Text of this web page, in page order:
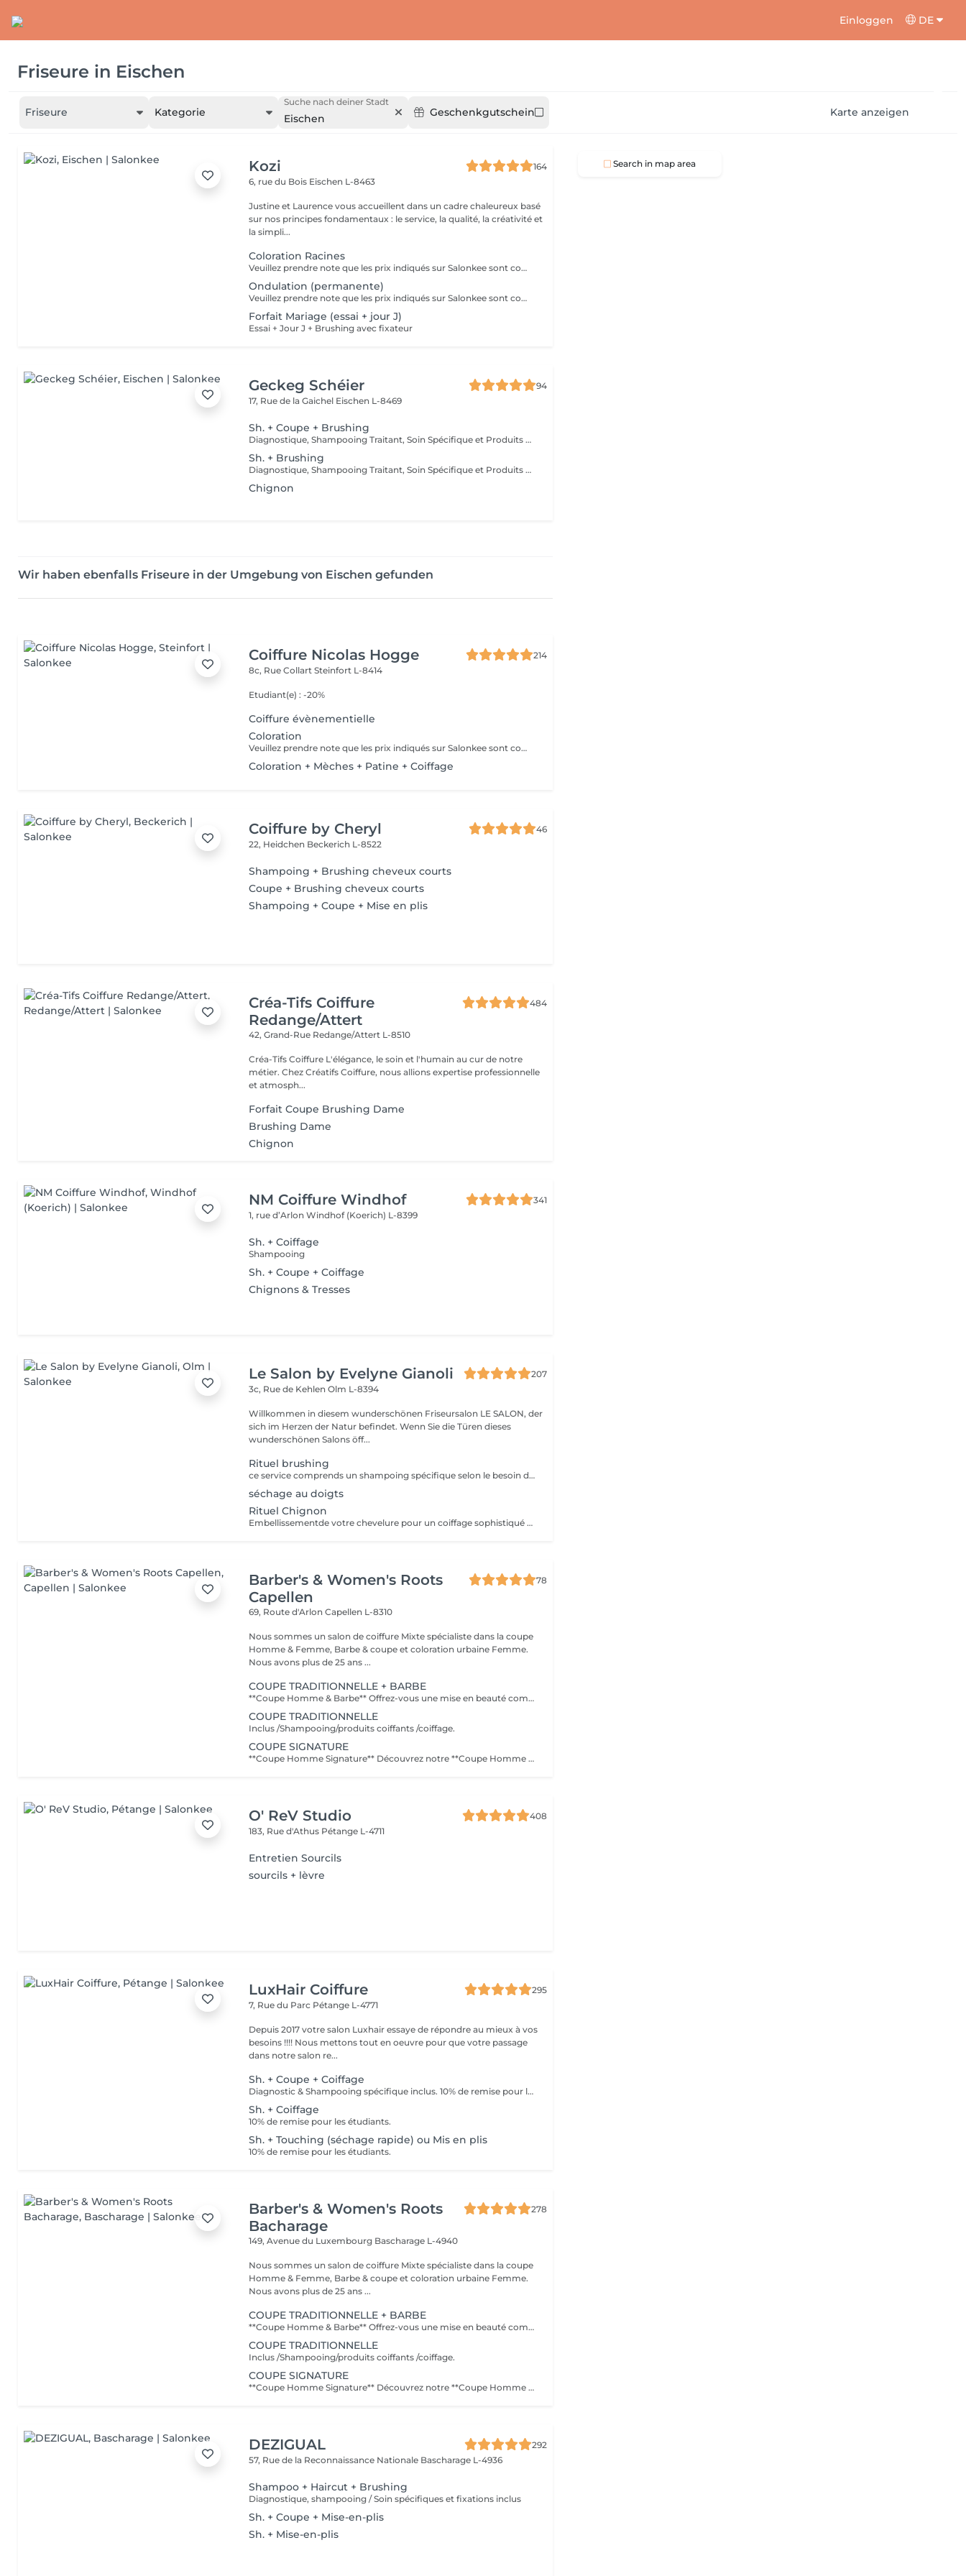
Einloggen DE
Friseure in Eischen
Friseure Kategorie
Suche nach deiner Stadt
Eischen Geschenkgutschein Karte anzeigen
Kozi
164
6, rue du Bois Eischen L-8463
Justine et Laurence vous accueillent dans un cadre chaleureux basé
sur nos principes fondamentaux : le service, la qualité, la créativité et
la simpli...
Coloration Racines
Veuillez prendre note que les prix indiqués sur Salonkee sont communiqués à titre informatif et s'entendent de base. Ces derniers sont susceptibles de varier selon le diagnostic réalisé à votre arrivée au salon et l'expertise du professionnel à qui vous confiez votre beauté. Dans tous les cas, un devis précis vous sera proposé et toutes réalisations de prestations seront effectuées avec votre accord. Un grand merci d'avance pour votre compréhension. Au plaisir de vous recevoir très vite.
Ondulation (permanente)
Veuillez prendre note que les prix indiqués sur Salonkee sont communiqués à titre informatif et s'entendent de base. Ces derniers sont susceptibles de varier selon le diagnostic réalisé à votre arrivée au salon et l'expertise du professionnel à qui vous confiez votre beauté. Dans tous les cas, un devis précis vous sera proposé et toutes réalisations de prestations seront effectuées avec votre accord. Un grand merci d'avance pour votre compréhension. Au plaisir de vous recevoir très vite.
Forfait Mariage (essai + jour J)
Essai + Jour J + Brushing avec fixateur
Geckeg Schéier
94
17, Rue de la Gaichel Eischen L-8469
Sh. + Coupe + Brushing
Diagnostique, Shampooing Traitant, Soin Spécifique et Produits Coiffants inclus
Sh. + Brushing
Diagnostique, Shampooing Traitant, Soin Spécifique et Produits Coiffants inclus
Chignon
Wir haben ebenfalls Friseure in der Umgebung von Eischen gefunden
Coiffure Nicolas Hogge
214
8c, Rue CollartSteinfort L-8414
Etudiant(e) : -20%
Coiffure évènementielle
Coloration
Veuillez prendre note que les prix indiqués sur Salonkee sont communiqués à titre informatif et s'entendent de base. Ces derniers sont susceptibles de varier selon le diagnostic réalisé à votre arrivée au salon et l'expertise du professionnel à qui vous confiez votre beauté. Dans tous les cas, un devis précis vous sera proposé et toutes réalisations de prestations seront effectuées avec votre accord. Un grand merci d'avance pour votre compréhension. Au plaisir de vous revoir très vite.
Coloration + Mèches + Patine + Coiffage
Coiffure by Cheryl
46
22, Heidchen Beckerich L-8522
Shampoing + Brushing cheveux courts
Coupe + Brushing cheveux courts
Shampoing + Coupe + Mise en plis
Créa-Tifs Coiffure
Redange/Attert
484
42, Grand-Rue Redange/Attert L-8510
Créa-Tifs Coiffure L'élégance, le soin et l'humain au cur de notre
métier. Chez Créatifs Coiffure, nous allions expertise professionnelle
et atmosph...
Forfait Coupe Brushing Dame
Brushing Dame
Chignon
NM Coiffure Windhof
341
1, rue d’ArlonWindhof (Koerich) L-8399
Sh. + Coiffage
Shampooing
Sh. + Coupe + Coiffage
Chignons & Tresses
Le Salon by Evelyne Gianoli
207
3c, Rue de KehlenOlm L-8394
Willkommen in diesem wunderschönen Friseursalon LE SALON, der
sich im Herzen der Natur befindet. Wenn Sie die Türen dieses
wunderschönen Salons öff...
Rituel brushing
ce service comprends un shampoing spécifique selon le besoin de votre cheveu et votre cuir chevelu * le soin ou masque n est pas compris
séchage au doigts
Rituel Chignon
Embellissementde votre chevelure pour un coiffage sophistiqué et personnalisé pour un événement spécial
Barber's & Women's Roots
Capellen
78
69, Route d'ArlonCapellen L-8310
Nous sommes un salon de coiffure Mixte spécialiste dans la coupe
Homme & Femme, Barbe & coupe et coloration urbaine Femme.
Nous avons plus de 25 ans ...
COUPE TRADITIONNELLE + BARBE
**Coupe Homme & Barbe** Offrez-vous une mise en beauté complète avec notre service **Coupe Homme & Barbe**, conçu pour les hommes qui souhaitent un style parfaitement maîtrisé de la tête à la barbe. La prestation débute par une **consultation personnalisée** afin de définir la coupe et la forme de barbe qui mettront le mieux en valeur votre visage. Nos experts réalisent ensuite une **coupe de cheveux précise et structurée**, suivie d'un **travail minutieux de la barbe** : taille, définition des contours et mise en forme pour un rendu propre et harmonieux. Le service se termine par un **coiffage professionnel et une finition barbe soignée** pour un résultat net, élégant et durable. L'alliance parfaite entre coupe et barbe pour un look soigné, moderne et parfaitement équilibré.
COUPE TRADITIONNELLE
Inclus /Shampooing/produits coiffants /coiffage.
COUPE SIGNATURE
**Coupe Homme Signature** Découvrez notre **Coupe Homme Signature**, un service premium pensé pour les hommes qui recherchent plus qu'une simple coupe : une véritable expérience de style. Chaque rendez-vous débute par une **consultation personnalisée** afin d'analyser la forme de votre visage, la nature de vos cheveux et votre style de vie. Nos experts réalisent ensuite une coupe précise et parfaitement structurée, travaillée dans les moindres détails pour un résultat élégant, moderne et durable. La prestation se termine par un **coiffage professionnel avec des produits haut de gamme**, pour sublimer votre coupe et vous offrir une finition impeccable. Un moment de soin et de précision dédié aux hommes exigeants qui souhaitent afficher un style soigné et distingué.
O' ReV Studio
408
183, Rue d'Athus Pétange L-4711
Entretien Sourcils
sourcils + lèvre
LuxHair Coiffure
295
7, Rue du Parc Pétange L-4771
Depuis 2017 votre salon Luxhair essaye de répondre au mieux à vos
besoins !!!! Nous mettons tout en oeuvre pour que votre passage
dans notre salon re...
Sh. + Coupe + Coiffage
Diagnostic & Shampooing spécifique inclus. 10% de remise pour les étudiants (surr présentation d'un justificatif).
Sh. + Coiffage
10% de remise pour les étudiants.
Sh. + Touching (séchage rapide) ou Mis en plis
10% de remise pour les étudiants.
Barber's & Women's Roots
Bacharage
278
149, Avenue du Luxembourg Bascharage L-4940
Nous sommes un salon de coiffure Mixte spécialiste dans la coupe
Homme & Femme, Barbe & coupe et coloration urbaine Femme.
Nous avons plus de 25 ans ...
COUPE TRADITIONNELLE + BARBE
**Coupe Homme & Barbe** Offrez-vous une mise en beauté complète avec notre service **Coupe Homme & Barbe**, conçu pour les hommes qui souhaitent un style parfaitement maîtrisé de la tête à la barbe. La prestation débute par une **consultation personnalisée** afin de définir la coupe et la forme de barbe qui mettront le mieux en valeur votre visage. Nos experts réalisent ensuite une **coupe de cheveux précise et structurée**, suivie d'un **travail minutieux de la barbe** : taille, définition des contours et mise en forme pour un rendu propre et harmonieux. Le service se termine par un **coiffage professionnel et une finition barbe soignée** pour un résultat net, élégant et durable. L'alliance parfaite entre coupe et barbe pour un look soigné, moderne et parfaitement équilibré.
COUPE TRADITIONNELLE
Inclus /Shampooing/produits coiffants /coiffage.
COUPE SIGNATURE
**Coupe Homme Signature** Découvrez notre **Coupe Homme Signature**, un service premium pensé pour les hommes qui recherchent plus qu'une simple coupe : une véritable expérience de style. Chaque rendez-vous débute par une **consultation personnalisée** afin d'analyser la forme de votre visage, la nature de vos cheveux et votre style de vie. Nos experts réalisent ensuite une coupe précise et parfaitement structurée, travaillée dans les moindres détails pour un résultat élégant, moderne et durable. La prestation se termine par un **coiffage professionnel avec des produits haut de gamme**, pour sublimer votre coupe et vous offrir une finition impeccable. Un moment de soin et de précision dédié aux hommes exigeants qui souhaitent afficher un style soigné et distingué.
DEZIGUAL
292
57, Rue de la Reconnaissance Nationale Bascharage L-4936
Shampoo + Haircut + Brushing
Diagnostique, shampooing / Soin spécifiques et fixations inclus
Sh. + Coupe + Mise-en-plis
Sh. + Mise-en-plis
Search in map area